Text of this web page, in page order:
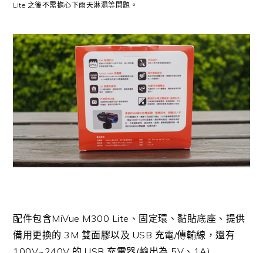
Lite 之後不需擔心下雨天淋濕等問題。
配件包含MiVue M300 Lite、固定環、黏貼底座、提供
備用更換的 3M 雙面膠以及 USB 充電/傳輸線，還有